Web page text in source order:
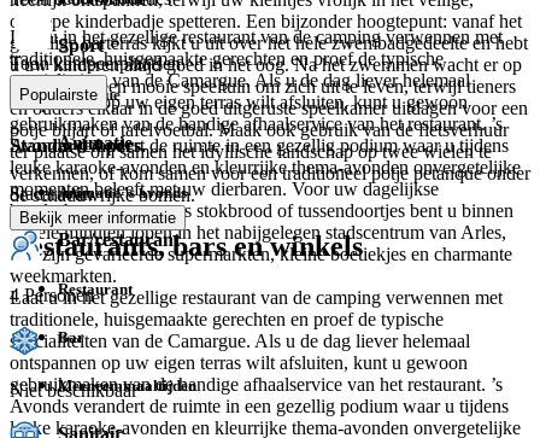
Laat u in het gezellige restaurant van de camping verwennen met
traditionele, huisgemaakte gerechten en proef de typische
specialiteiten van de Camargue. Als u de dag liever helemaal
ontspannen op uw eigen terras wilt afsluiten, kunt u gewoon
gebruikmaken van de handige afhaalservice van het restaurant. ’s
Avonds verandert de ruimte in een gezellig podium waar u tijdens
leuke karaoke-avonden en kleurrijke thema-avonden onvergetelijke
momenten beleeft met uw dierbaren. Voor uw dagelijkse
boodschappen, een vers stokbrood of tussendoortjes bent u binnen
enkele minuten lopen in het nabijgelegen stadscentrum van Arles,
met zijn gevarieerde supermarkten, kleine boetiekjes en charmante
weekmarkten.
ondiepe kinderbadje spetteren. Een bijzonder hoogtepunt: vanaf het
gezellige barterras kijkt u uit over het hele zwembadgedeelte en hebt
u uw kinderen altijd goed in het oog. Na het zwemmen wacht er op
de kleintjes een mooie speeltuin om zich uit te leven, terwijl tieners
en ouders elkaar in de goed uitgeruste speelkamer uitdagen voor een
potje biljart of tafelvoetbal. Maak ook gebruik van de fietsverhuur
ter plaatse om samen het idyllische landschap op twee wielen te
verkennen, of kom samen voor een traditioneel potje petanque onder
de schaduwrijke bomen.
Restaurants, bars en winkels
Laat u in het gezellige restaurant van de camping verwennen met
traditionele, huisgemaakte gerechten en proef de typische
specialiteiten van de Camargue. Als u de dag liever helemaal
ontspannen op uw eigen terras wilt afsluiten, kunt u gewoon
gebruikmaken van de handige afhaalservice van het restaurant. ’s
Avonds verandert de ruimte in een gezellig podium waar u tijdens
leuke karaoke-avonden en kleurrijke thema-avonden onvergetelijke
Sport
Petanque
Animatie
Animatie 's avonds
Bar/restaurant
Restaurant
Bar
Meeneemmaaltijden
Sanitair
Toon kampeerplaatsen
Populairste
Standard 4 pers.
Stacaravan
Bekijk meer informatie
4 Personen
Niet beschikbaar